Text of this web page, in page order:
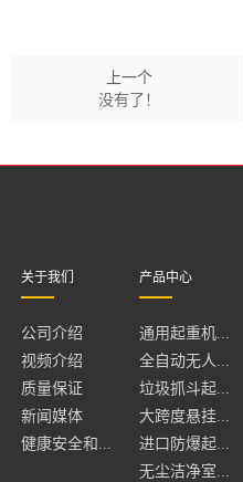
上一个
没有了！
关于我们
公司介绍
视频介绍
质量保证
新闻媒体
健康安全和...
产品中心
通用起重机...
全自动无人...
垃圾抓斗起...
大跨度悬挂...
进口防爆起...
无尘洁净室...